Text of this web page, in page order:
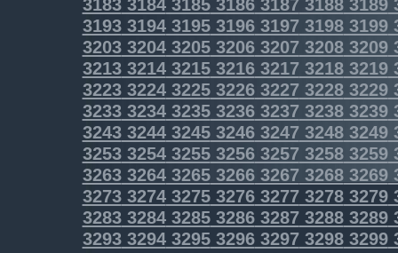
31933194319531963197 31983199
32033204320532063207 32083209
32133214321532163217 32183219
32233224322532263227 32283229
32333234323532363237 32383239
32433244324532463247 32483249
32533254325532563257 32583259
32633264326532663267 32683269
3273327432753276327732783279
3283328432853286328732883289
3293329432953296329732983299